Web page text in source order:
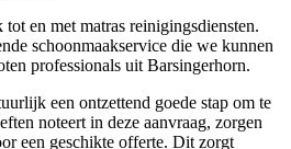
en met matras reinigingsdiensten.
schoonmaakservice die we kunnen
professionals uit Barsingerhorn.
een ontzettend goede stap om te
noteert in deze aanvraag, zorgen
een geschikte offerte. Dit zorgt